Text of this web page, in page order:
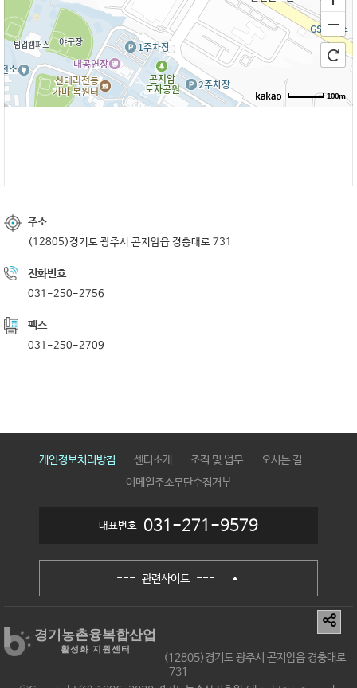
100m
주소
(12805)경기도 광주시 곤지암읍 경충대로 731
전화번호
031-250-2756
팩스
031-250-2709
개인정보처리방침 센터소개 조직 및 업무
오시는 길
이메일주소무단수집거부
대표번호 031-271-9579
--- 관련사이트 ---
경기농촌융복합산업
활성화 지원센터
(12805)경기도 광주시 곤지암읍 경충대로
731